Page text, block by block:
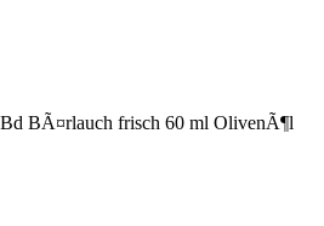
BÃ¤rlauch frisch 60 ml OlivenÃ¶l